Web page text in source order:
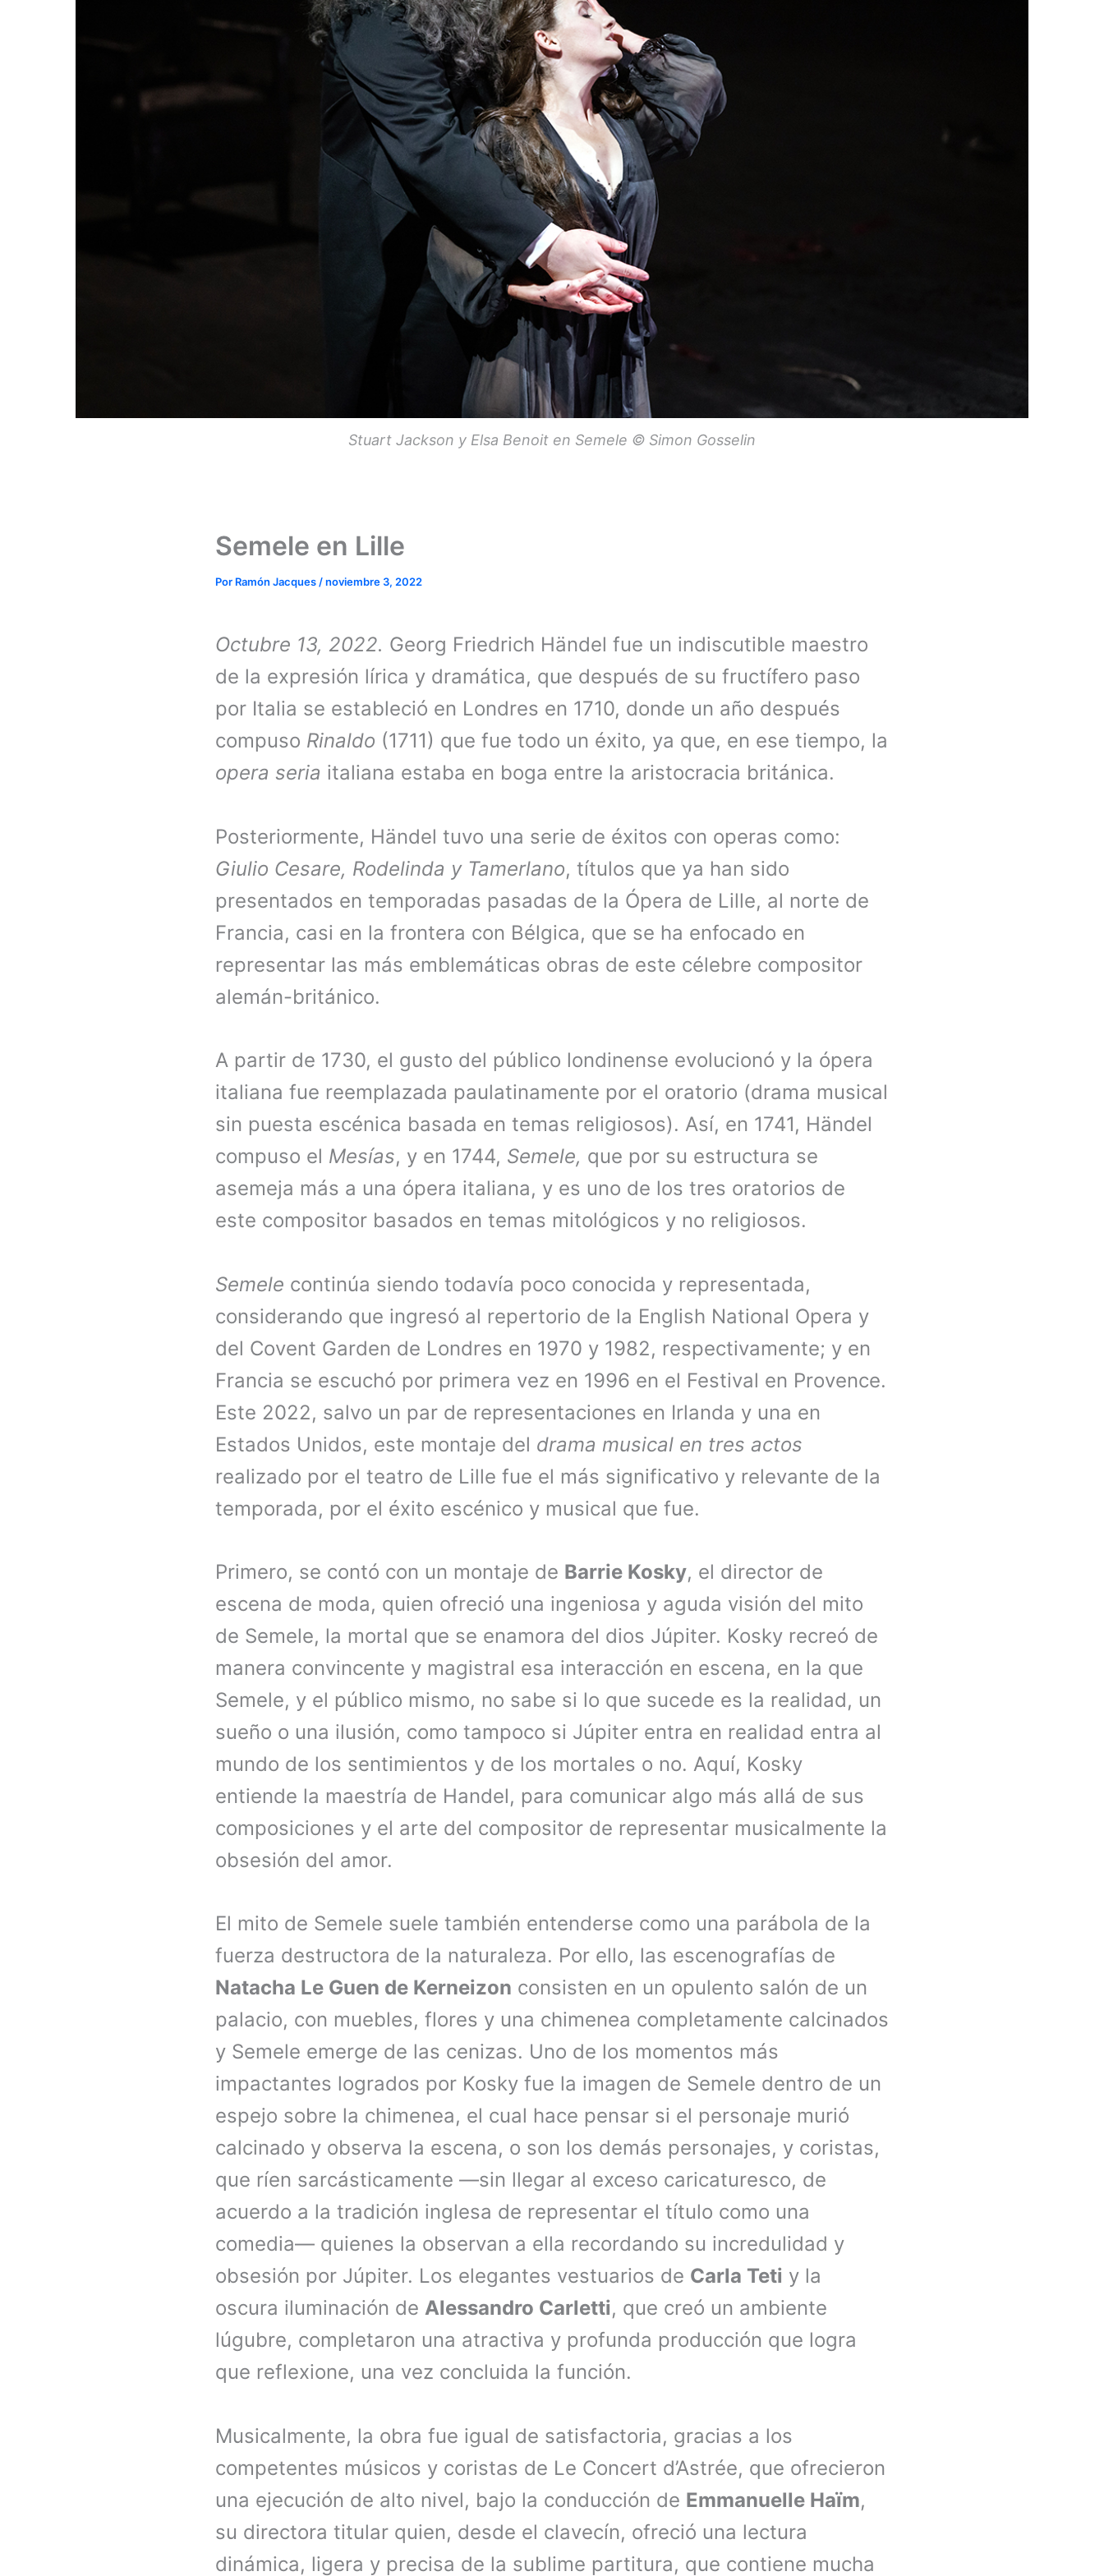
Stuart Jackson y Elsa Benoit en Semele © Simon Gosselin
Semele en Lille
Por Ramón Jacques/noviembre 3, 2022
Octubre 13, 2022. Georg Friedrich Händel fue un indiscutible maestro
de la expresión lírica y dramática, que después de su fructífero paso
por Italia se estableció en Londres en 1710, donde un año después
compuso Rinaldo (1711) que fue todo un éxito, ya que, en ese tiempo, la
opera seria italiana estaba en boga entre la aristocracia británica.
Posteriormente, Händel tuvo una serie de éxitos con operas como:
Giulio Cesare, Rodelinda y Tamerlano, títulos que ya han sido
presentados en temporadas pasadas de la Ópera de Lille, al norte de
Francia, casi en la frontera con Bélgica, que se ha enfocado en
representar las más emblemáticas obras de este célebre compositor
alemán-británico.
A partir de 1730, el gusto del público londinense evolucionó y la ópera
italiana fue reemplazada paulatinamente por el oratorio (drama musical
sin puesta escénica basada en temas religiosos). Así, en 1741, Händel
compuso el Mesías, y en 1744, Semele, que por su estructura se
asemeja más a una ópera italiana, y es uno de los tres oratorios de
este compositor basados en temas mitológicos y no religiosos.
Semele continúa siendo todavía poco conocida y representada,
considerando que ingresó al repertorio de la English National Opera y
del Covent Garden de Londres en 1970 y 1982, respectivamente; y en
Francia se escuchó por primera vez en 1996 en el Festival en Provence.
Este 2022, salvo un par de representaciones en Irlanda y una en
Estados Unidos, este montaje del drama musical en tres actos
realizado por el teatro de Lille fue el más significativo y relevante de la
temporada, por el éxito escénico y musical que fue.
Primero, se contó con un montaje de Barrie Kosky, el director de
escena de moda, quien ofreció una ingeniosa y aguda visión del mito
de Semele, la mortal que se enamora del dios Júpiter. Kosky recreó de
manera convincente y magistral esa interacción en escena, en la que
Semele, y el público mismo, no sabe si lo que sucede es la realidad, un
sueño o una ilusión, como tampoco si Júpiter entra en realidad entra al
mundo de los sentimientos y de los mortales o no. Aquí, Kosky
entiende la maestría de Handel, para comunicar algo más allá de sus
composiciones y el arte del compositor de representar musicalmente la
obsesión del amor.
El mito de Semele suele también entenderse como una parábola de la
fuerza destructora de la naturaleza. Por ello, las escenografías de
Natacha Le Guen de Kerneizon consisten en un opulento salón de un
palacio, con muebles, flores y una chimenea completamente calcinados
y Semele emerge de las cenizas. Uno de los momentos más
impactantes logrados por Kosky fue la imagen de Semele dentro de un
espejo sobre la chimenea, el cual hace pensar si el personaje murió
calcinado y observa la escena, o son los demás personajes, y coristas,
que ríen sarcásticamente —sin llegar al exceso caricaturesco, de
acuerdo a la tradición inglesa de representar el título como una
comedia— quienes la observan a ella recordando su incredulidad y
obsesión por Júpiter. Los elegantes vestuarios de Carla Teti y la
oscura iluminación de Alessandro Carletti, que creó un ambiente
lúgubre, completaron una atractiva y profunda producción que logra
que reflexione, una vez concluida la función.
Musicalmente, la obra fue igual de satisfactoria, gracias a los
competentes músicos y coristas de Le Concert d’Astrée, que ofrecieron
una ejecución de alto nivel, bajo la conducción de Emmanuelle Haïm,
su directora titular quien, desde el clavecín, ofreció una lectura
dinámica, ligera y precisa de la sublime partitura, que contiene mucha